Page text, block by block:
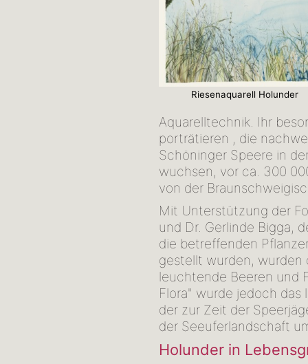
Riesenaquarell Holunder
Aquarelltechnik. Ihr
porträtieren , die
Schöninger Speere in
wuchsen, vor ca. 300
von der
Mit Unterstützung der
und Dr. Gerlinde Bigga,
die betreffenden
gestellt wurden, wurden
leuchtende Beeren und
Flora" wurde jedoch
der zur Zeit der
der Seeuferlandschaft
Holunder in